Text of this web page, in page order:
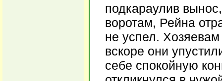
подкараулив
воротам, Рейна
не успел. Хозяевам
вскоре они
себе спокойную